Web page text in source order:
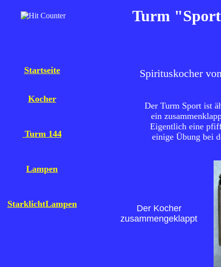
Turm
Startseite
Kocher
Turm 144
Lampen
StarklichtLampen
Spirituskocher
Der Turm Sport ist
ein
Eigentlich eine
einige Übung bei
Der Kocher
zusammengeklappt